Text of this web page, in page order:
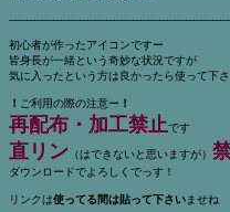
初心者が作ったアイコンですー
皆身長が一緒という奇妙な状況ですが
気に入ったという方は良かったら使って下
！ ご利用の際の注意ー ！
再配布・加工禁止です
直リン （はできないと思いますが）
ダウンロードでよろしくでっす！
リンクは使ってる間は貼って下さいませね